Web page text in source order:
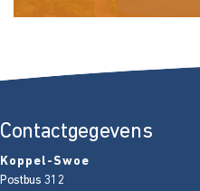
Contactgegevens
Koppel-Swoe
Postbus 312